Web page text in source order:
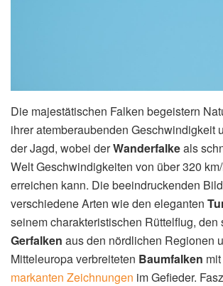
Die majestätischen Falken begeistern
ihrer atemberaubenden Geschwindigkeit
der Jagd, wobei derWanderfalkeals
Welt Geschwindigkeiten von über 320
erreichen kann. Die beeindruckenden
verschiedene Arten wie den eleganten
seinem charakteristischen Rüttelflug, den
Gerfalken aus den nördlichen Regionen
Mitteleuropa verbreiteten Baumfalken
markanten Zeichnungen im Gefieder.